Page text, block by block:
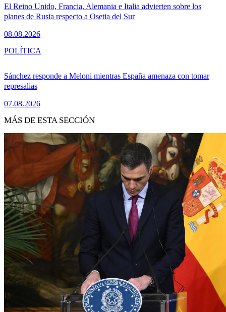
El Reino Unido, Francia, Alemania e Italia advierten sobre los
planes de Rusia respecto a Osetia del Sur
08.08.2026
Sánchez responde a Meloni mientras España amenaza con tomar
represalias
07.08.2026
POLÍTICA
MÁS DE ESTA SECCIÓN